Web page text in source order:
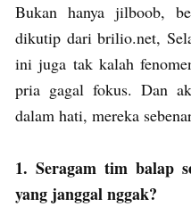
Bukan hanya jilboob,
dikutip dari brilio.net,
ini juga tak kalah
pria gagal fokus. Dan
dalam hati, mereka
1. Seragam tim balap
yang janggal nggak?